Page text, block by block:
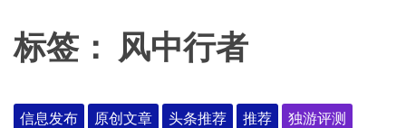
标签： 风中行者
信息发布 原创文章 头条推荐 推荐 独游评测